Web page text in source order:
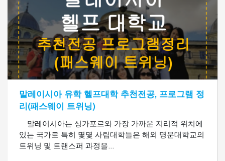
말레이시아 유학 헬프대학 추천전공, 프로그램 정
리(패스웨이 트위닝)
말레이시아는 싱가포르와 가장 가까운 지리적 위치에
있는 국가로 특히 몇몇 사립대학들은 해외 명문대학교의
트위닝 및 트랜스퍼 과정을...